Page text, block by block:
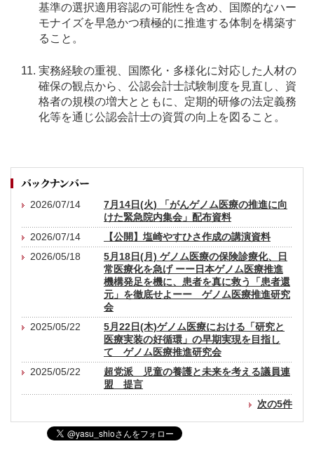
基準の選択適用容認の可能性を含め、国際的なハー
モナイズを早急かつ積極的に推進する体制を構築す
ること。
実務経験の重視、国際化・多様化に対応した人材の
確保の観点から、公認会計士試験制度を見直し、資
格者の規模の増大とともに、定期的研修の法定義務
化等を通じ公認会計士の資質の向上を図ること。
2026/07/14
7月14日(火) 「がんゲノム医療の推進に向
けた緊急院内集会」配布資料
2026/07/14
【公開】塩崎やすひさ作成の講演資料
2026/05/18
5月18日(月) ゲノム医療の保険診療化、日
常医療化を急げ ーー日本ゲノム医療推進
機構発足を機に、患者を真に救う「患者還
元」を徹底せよーー ゲノム医療推進研究
会
2025/05/22
5月22日(木)ゲノム医療における「研究と
医療実装の好循環」の早期実現を目指し
て ゲノム医療推進研究会
2025/05/22
超党派 児童の養護と未来を考える議員連
盟 提言
次の5件